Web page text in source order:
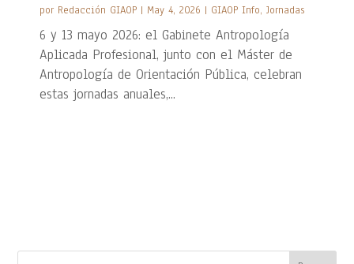
por Redacción GIAOP | May 4, 2026 | GIAOP Info,Jornadas
6 y 13 mayo 2026: el Gabinete Antropología
Aplicada Profesional, junto con el Máster de
Antropología de Orientación Pública, celebran
estas jornadas anuales,...